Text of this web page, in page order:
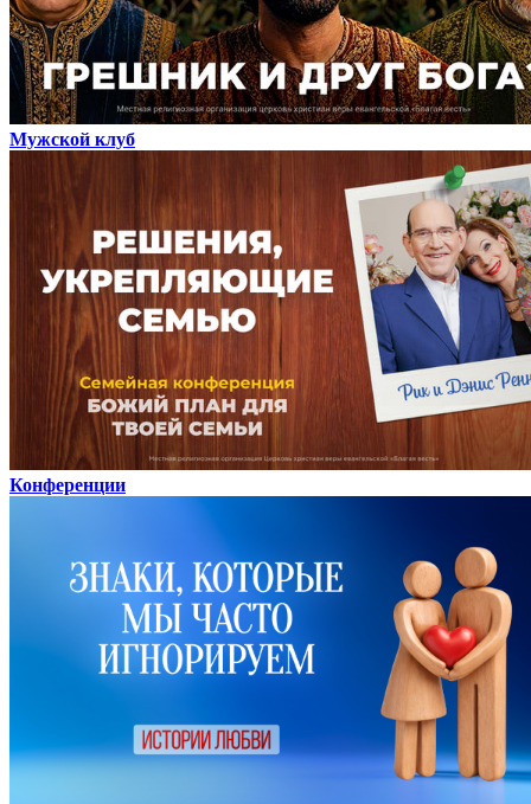
Мужской клуб
Конференции